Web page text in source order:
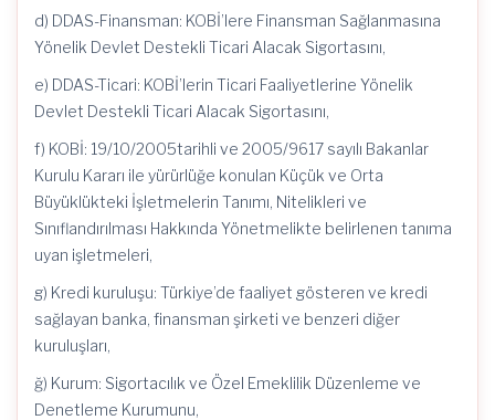
d) DDAS-Finansman: KOBİ’lere Finansman Sağlanmasına
Yönelik Devlet Destekli Ticari Alacak Sigortasını,
e) DDAS-Ticari: KOBİ’lerin Ticari Faaliyetlerine Yönelik
Devlet Destekli Ticari Alacak Sigortasını,
f) KOBİ: 19/10/2005tarihli ve 2005/9617 sayılı Bakanlar
Kurulu Kararı ile yürürlüğe konulan Küçük ve Orta
Büyüklükteki İşletmelerin Tanımı, Nitelikleri ve
Sınıflandırılması Hakkında Yönetmelikte belirlenen tanıma
uyan işletmeleri,
g) Kredi kuruluşu: Türkiye’de faaliyet gösteren ve kredi
sağlayan banka, finansman şirketi ve benzeri diğer
kuruluşları,
ğ) Kurum: Sigortacılık ve Özel Emeklilik Düzenleme ve
Denetleme Kurumunu,